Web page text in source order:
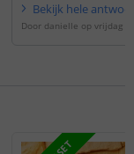
Bekijk hele
Door danielle op vrijdag